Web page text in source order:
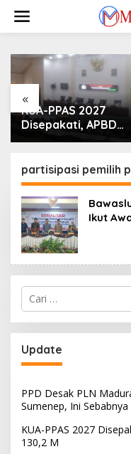
konten
«
KUA-PPAS 2027
Disepakati, APBD
Sampang Defisit Rp
partisipasi pemilih
Ikut
Cari
untuk:
Update
PPD Desak PLN
Sumenep, Ini Sebabnya
KUA-PPAS 2027
130,2 M